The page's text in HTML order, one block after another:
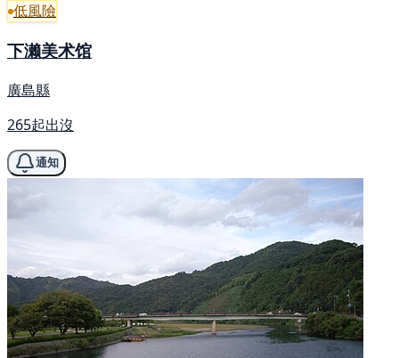
低風險
下濑美术馆
廣島縣
265起出沒
通知